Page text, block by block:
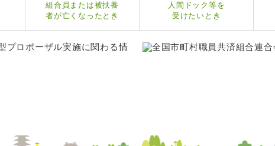
組合員または被扶養
者が亡くなったとき
人間ドック等を
受けたいとき